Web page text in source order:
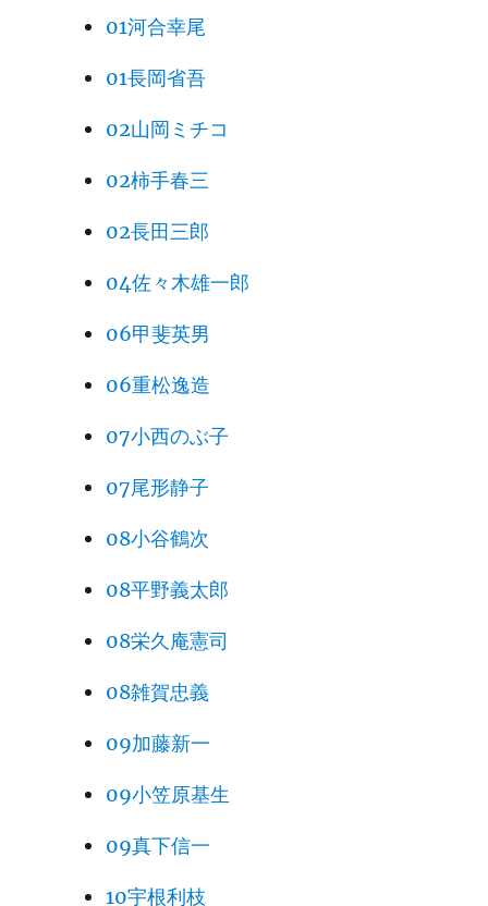
01河合幸尾
01長岡省吾
02山岡ミチコ
02柿手春三
02長田三郎
04佐々木雄一郎
06甲斐英男
06重松逸造
07小西のぶ子
07尾形静子
08小谷鶴次
08平野義太郎
08栄久庵憲司
08雑賀忠義
09加藤新一
09小笠原基生
09真下信一
10宇根利枝